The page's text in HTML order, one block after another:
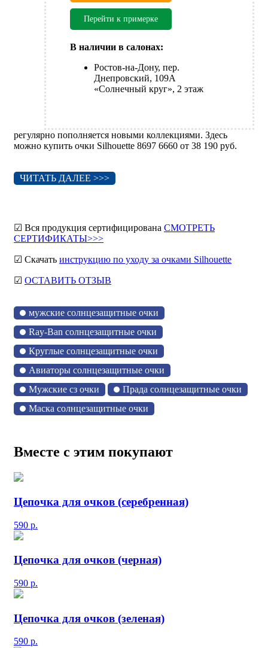
Перейти к примерке
В наличии в салонах:
Ростов-на-Дону, пер.
Днепровский, 109А
«Солнечный круг», 2 этаж
регулярно пополняется новыми коллекциями. Здесь
можно купить очки Silhouette 8697 6660 от 38 190 руб.
ЧИТАТЬ ДАЛЕЕ >>>
☑ Вся продукция сертифицирована СМОТРЕТЬ
СЕРТИФИКАТЫ>>>
☑ Скачать инструкцию по уходу за очками Silhouette
☑ ОСТАВИТЬ ОТЗЫВ
мужские солнцезащитные очки
Ray-Ban солнцезащитные очки
Круглые солнцезащитные очки
Авиаторы солнцезащитные очки
Мужские сз очки
Прада солнцезащитные очки
Маска солнцезащитные очки
Вместе с этим покупают
Цепочка для очков (серебренная)
590 р.
Цепочка для очков (черная)
590 р.
Цепочка для очков (зеленая)
590 р.